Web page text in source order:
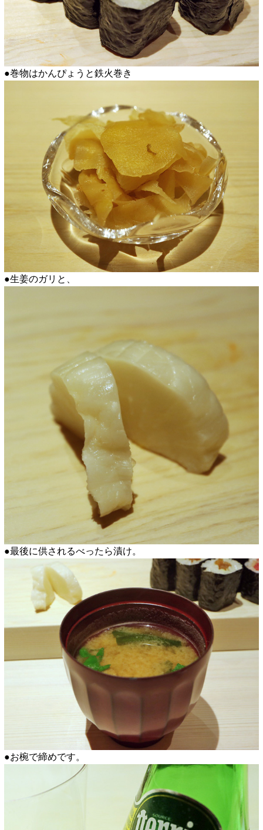
●巻物はかんぴょうと鉄火巻き
●生姜のガリと、
●最後に供されるべったら漬け。
●お椀で締めです。